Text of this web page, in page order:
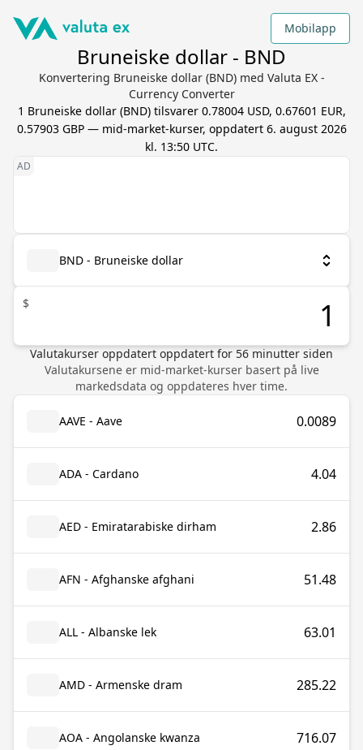
Mobilapp
Bruneiske dollar - BND
Konvertering Bruneiske dollar (BND) med Valuta EX -
Currency Converter
1 Bruneiske dollar(BND) tilsvarer 0.78004 USD, 0.67601 EUR,
0.57903 GBP— mid-market-kurser, oppdatert 6. august 2026
kl. 13:50 UTC.
BND - Bruneiske dollar
$
Valutakurser oppdatert oppdatert for 56 minutter siden
Valutakursene er mid-market-kurser basert på live
markedsdata og oppdateres hver time.
AAVE - Aave 0.0089
ADA - Cardano 4.04
AED - Emiratarabiske dirham 2.86
AFN - Afghanske afghani 51.48
ALL - Albanske lek 63.01
AMD - Armenske dram 285.22
AOA - Angolanske kwanza 716.07